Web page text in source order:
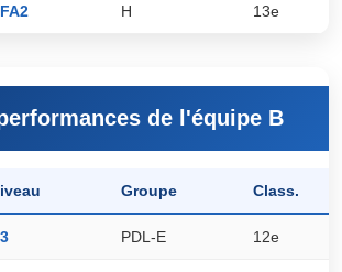
H 13e
de l'équipe B
Groupe Class.
PDL-E 12e